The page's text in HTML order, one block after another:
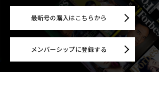
最新号の購入はこちらから
メンバーシップに登録する